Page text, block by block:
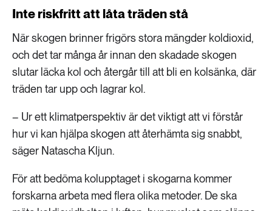
Inte riskfritt att låta träden stå
När skogen brinner frigörs stora mängder koldioxid,
och det tar många år innan den skadade skogen
slutar läcka kol och återgår till att bli en kolsänka, där
träden tar upp och lagrar kol.
– Ur ett klimatperspektiv är det viktigt att vi förstår
hur vi kan hjälpa skogen att återhämta sig snabbt,
säger Natascha Kljun.
För att bedöma kolupptaget i skogarna kommer
forskarna arbeta med flera olika metoder. De ska